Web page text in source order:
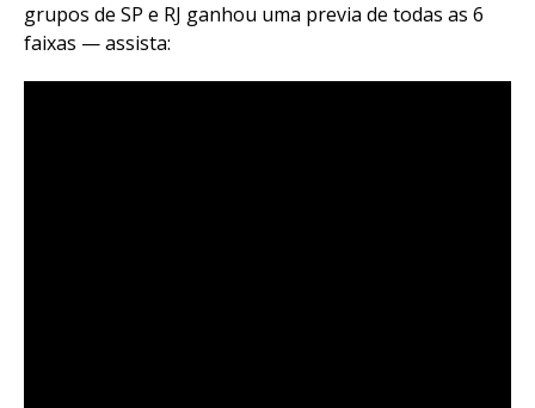
grupos de SP e RJ ganhou uma previa de todas as 6
faixas — assista: